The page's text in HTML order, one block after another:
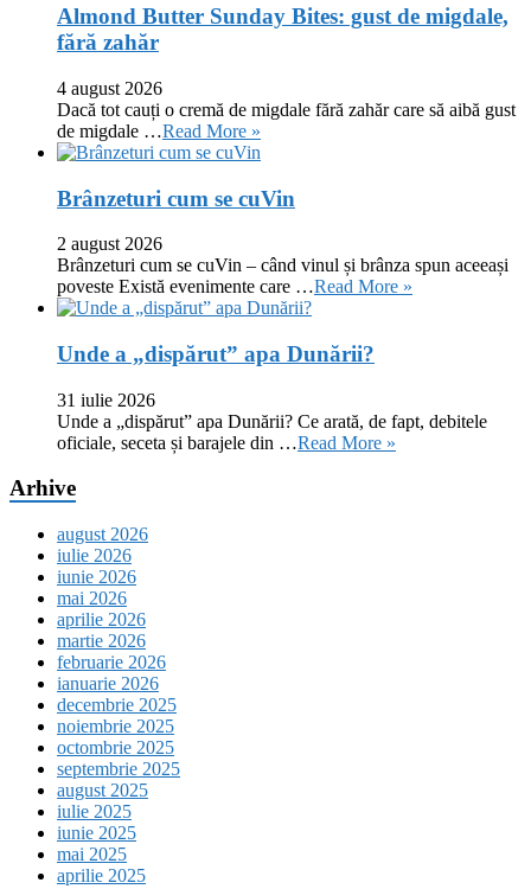
Almond Butter Sunday Bites: gust de migdale,
fără zahăr
4 august 2026
Dacă tot cauți o cremă de migdale fără zahăr care să aibă gust
de migdale …Read More »
Brânzeturi cum se cuVin
2 august 2026
Brânzeturi cum se cuVin – când vinul și brânza spun aceeași
poveste Există evenimente care …Read More »
Unde a „dispărut” apa Dunării?
31 iulie 2026
Unde a „dispărut” apa Dunării? Ce arată, de fapt, debitele
oficiale, seceta și barajele din …Read More »
Arhive
august 2026
iulie 2026
iunie 2026
mai 2026
aprilie 2026
martie 2026
februarie 2026
ianuarie 2026
decembrie 2025
noiembrie 2025
octombrie 2025
septembrie 2025
august 2025
iulie 2025
iunie 2025
mai 2025
aprilie 2025